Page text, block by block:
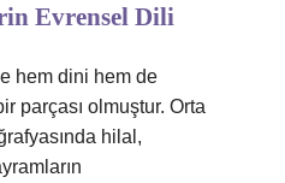
Evrensel Dili
hem dini hem de
parçası olmuştur. Orta
hilal,